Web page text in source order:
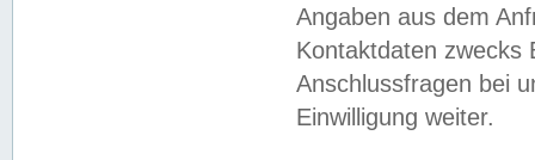
Angaben aus dem
Kontaktdaten zwecks
Anschlussfragen bei
Einwilligung weiter.